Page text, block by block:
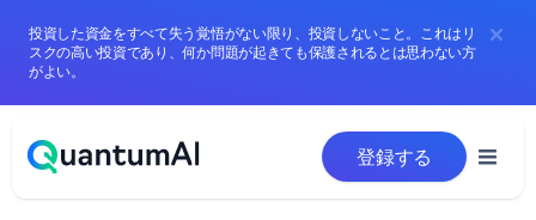
投資した資金をすべて失う覚悟がない限り、投資しないこと。これはリ
スクの高い投資であり、何か問題が起きても保護されるとは思わない方
がよい。
登録する